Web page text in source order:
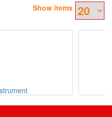
Show items
Danh mục thiết bị Erhardt-leimer